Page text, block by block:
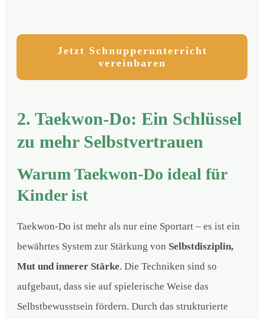
Jetzt Schnupperunterricht
vereinbaren
2. Taekwon-Do: Ein Schlüssel
zu mehr Selbstvertrauen
Warum Taekwon-Do ideal für
Kinder ist
Taekwon-Do ist mehr als nur eine Sportart – es ist ein
bewährtes System zur Stärkung von Selbstdisziplin,
Mut und innerer Stärke. Die Techniken sind so
aufgebaut, dass sie auf spielerische Weise das
Selbstbewusstsein fördern. Durch das strukturierte